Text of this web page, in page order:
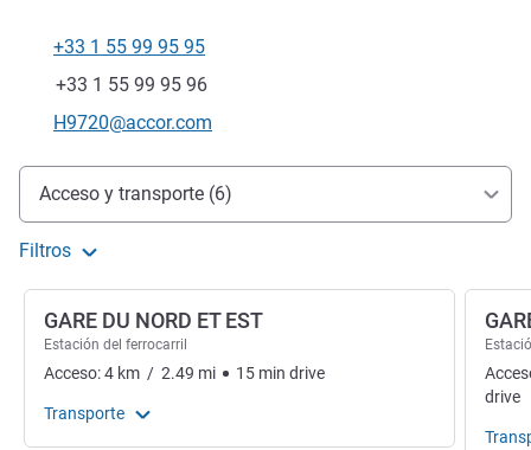
Teléfono
+33 1 55 99 95 95
Fax
+33 1 55 99 95 96
Correo electrónico de contacto
H9720@accor.com
Acceso y transporte
Acceso y transporte (6)
Filtros
GARE DU NORD ET EST
Estación del ferrocarril
Acceso:4 km / 2.49 mi 15 min drive
Transporte
drive